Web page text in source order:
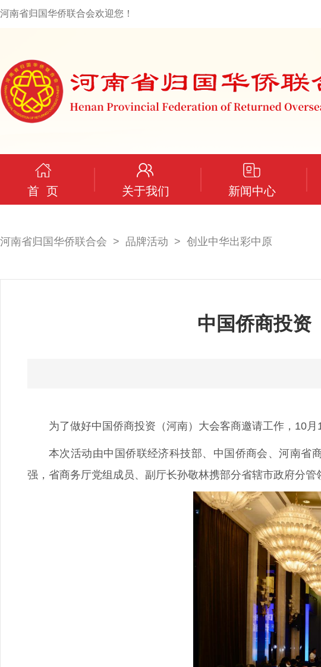
河南省归国华侨联合会欢迎您！
首 页 关于我们 新闻中心
河南省归国华侨联合会 品牌活动 创业中华出彩中原
中国侨商投资
为了做好中国侨商投资（河南）大会客商邀请工作，10
本次活动由中国侨联经济科技部、中国侨商会、河南省
强，省商务厅党组成员、副厅长孙敬林携部分省辖市政府分管